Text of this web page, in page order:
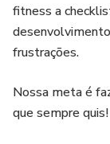
-Planner de
fitness a
frustrações.
Nossa meta é
que sempre quis!